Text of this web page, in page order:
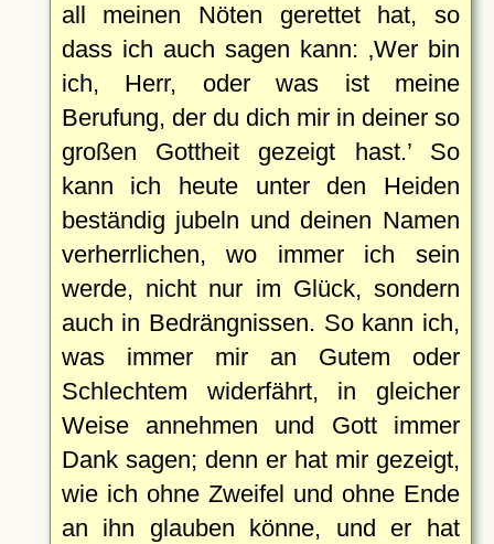
all meinen Nöten gerettet hat, so
dass ich auch sagen kann: Wer bin
ich, Herr, oder was ist meine
Berufung, der du dich mir in deiner so
großen Gottheit gezeigt hast.So
kann ich heute unter den Heiden
beständig jubeln und deinen Namen
verherrlichen, wo immer ich sein
werde, nicht nur im Glück, sondern
auch in Bedrängnissen. So kann ich,
was immer mir an Gutem oder
Schlechtem widerfährt, in gleicher
Weise annehmen und Gott immer
Dank sagen; denn er hat mir gezeigt,
wie ich ohne Zweifel und ohne Ende
an ihn glauben könne, und er hat